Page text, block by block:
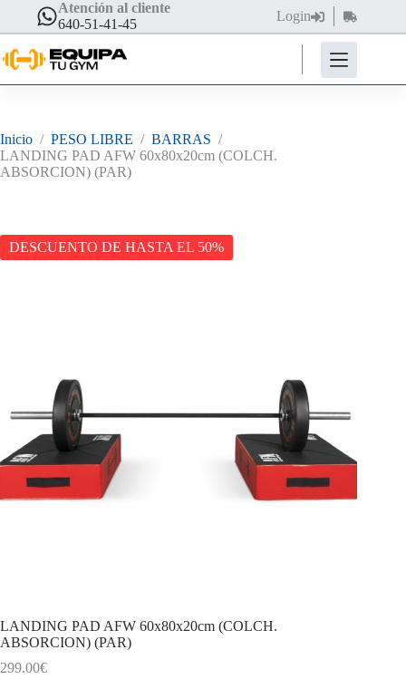
contenido
Atención al cliente
640-51-41-45
Login
Carro
de
compra
Inicio / PESO LIBRE / BARRAS /
LANDING PAD AFW 60x80x20cm (COLCH.
ABSORCION) (PAR)
DESCUENTO DE HASTA EL 50%
LANDING PAD AFW 60x80x20cm (COLCH.
ABSORCION) (PAR)
299.00€